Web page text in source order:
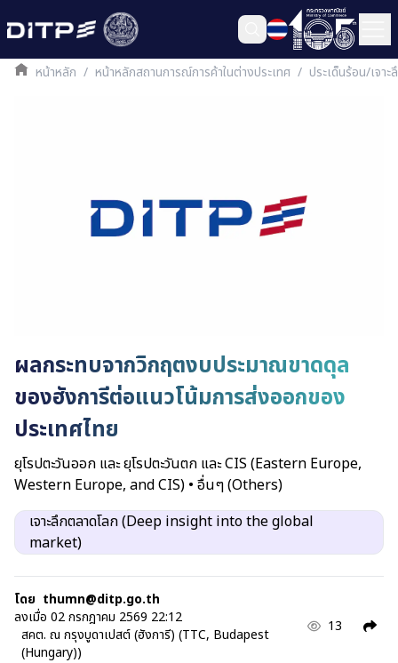
หน้าหลัก / หน้าหลักสถานการณ์การค้าในต่างประเทศ / ประเด็นร้อน/เจา
ผลกระทบจากวิกฤตงบประมาณขาดดุล
ของฮังการีต่อแนวโน้มการส่งออกของ
ประเทศไทย
ยุโรปตะวันออก และ ยุโรปตะวันตก และ CIS (Eastern Europe,
Western Europe, and CIS) • อื่นๆ (Others)
เจาะลึกตลาดโลก (Deep insight into the global
market)
โดย thumn@ditp.go.th
ลงเมื่อ 02 กรกฎาคม 2569 22:12
สคต. ณ กรุงบูดาเปสต์ (ฮังการี) (TTC, Budapest
(Hungary))
13